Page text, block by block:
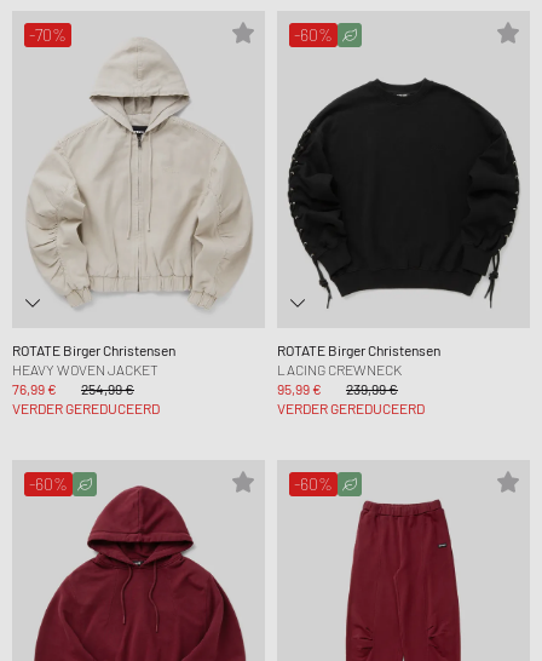
-70%
ROTATE Birger Christensen
HEAVY WOVEN JACKET
76,99 €
254,99 €
VERDER GEREDUCEERD
-60%
ROTATE Birger Christensen
LACING CREWNECK
95,99 €
239,99 €
VERDER GEREDUCEERD
-60% -60%